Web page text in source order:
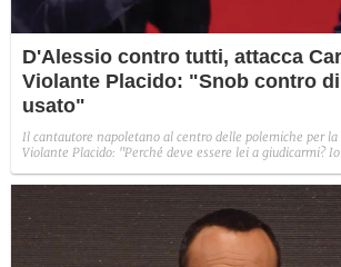
D'Alessio contro tutti, attacca
Violante Placido: "Snob contro
usato"
Il cantautore napoletano al centro delle polemiche per
Violante Placido: "Perché deve essere lei a giudicarmi?